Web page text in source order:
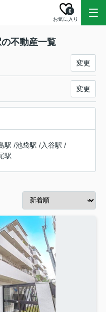
お気に入り
0
不動産一覧
変更
変更
駅 /池袋駅 /入谷駅 /
駅